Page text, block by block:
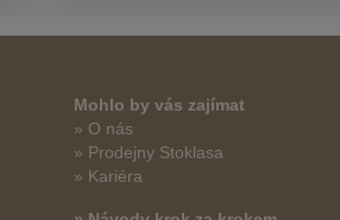
Mohlo by vás zajímat
» O nás
» Prodejny Stoklasa
» Kariéra